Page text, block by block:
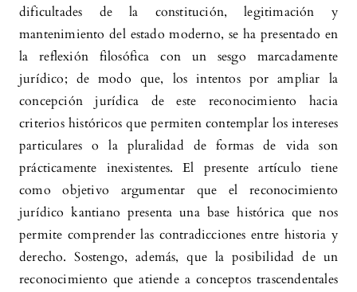
dificultades de la constitución, legitimación y
mantenimiento del estado moderno, se ha presentado en
la reflexión filosófica con un sesgo marcadamente
jurídico; de modo que, los intentos por ampliar la
concepción jurídica de este reconocimiento hacia
criterios históricos que permiten contemplar los intereses
particulares o la pluralidad de formas de vida son
prácticamente inexistentes. El presente artículo tiene
como objetivo argumentar que el reconocimiento
jurídico kantiano presenta una base histórica que nos
permite comprender las contradicciones entre historia y
derecho. Sostengo, además, que la posibilidad de un
reconocimiento que atiende a conceptos trascendentales